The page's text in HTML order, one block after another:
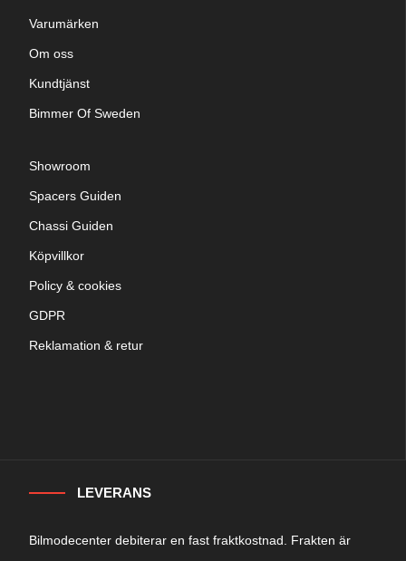
Varumärken
Om oss
Kundtjänst
Bimmer Of Sweden
Showroom
Spacers Guiden
Chassi Guiden
Köpvillkor
Policy & cookies
GDPR
Reklamation & retur
LEVERANS
Bilmodecenter debiterar en fast fraktkostnad. Frakten är